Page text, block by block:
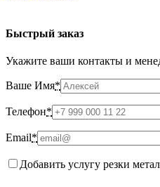
Быстрый заказ
Укажите ваши контакты и
Ваше Имя*
Телефон*
Email*
Добавить услугу резки